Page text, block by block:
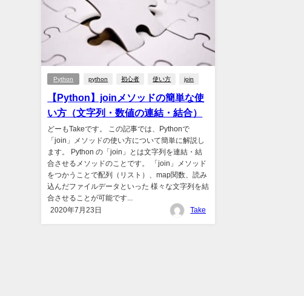
Python python 初心者 使い方 join
【Python】joinメソッドの簡単な使
い方（文字列・数値の連結・結合）
どーもTakeです。 この記事では、Pythonで
「join」メソッドの使い方について簡単に解説し
ます。 Python の「join」とは文字列を連結・結
合させるメソッドのことです。 「join」メソッド
をつかうことで配列（リスト）、map関数、読み
込んだファイルデータといった 様々な文字列を結
合させることが可能です...
2020年7月23日
Take